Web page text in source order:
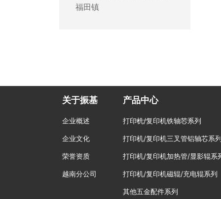
福田镇
关于振基 产品中心
企业概述
企业文化
荣誉资质
越南分公司
打印机/复印机铁轴芯系列
打印机/复印机三叉管铝轴芯系
打印机/复印机加热管/显影辊系
打印机/复印机磁辊/充电辊系列
其他五金配件系列